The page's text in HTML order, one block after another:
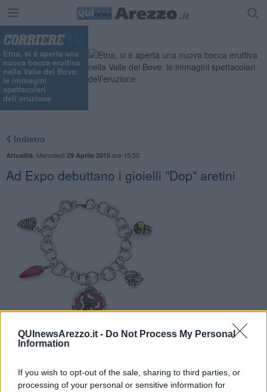
QUInewsArezzo.it - Do Not Process My Personal
Information
If you wish to opt-out of the sale, sharing to third parties, or
processing of your personal or sensitive information for
Etna, si è aperta una
nuova bocca eruttiva
nella Valle del Bove:
le immagini
spettacolari
dell’eruzione
Indietro
Attualità Mercoledì 29 Aprile 2015ore 15:50
Ad Expo debuttano i gioielli "Dop" aretini
Il marchio di FoodJewelry nato da un'idea dell'associazione
mega evento milanese